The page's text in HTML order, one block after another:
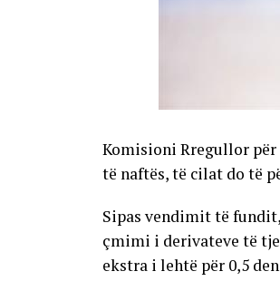
Komisioni Rregullor për
të naftës, të cilat do të
Sipas vendimit të
çmimi i derivateve të
ekstra i lehtë për 0,5